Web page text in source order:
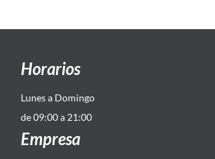
Horarios
Lunes a Domingo
de 09:00 a 21:00
Empresa